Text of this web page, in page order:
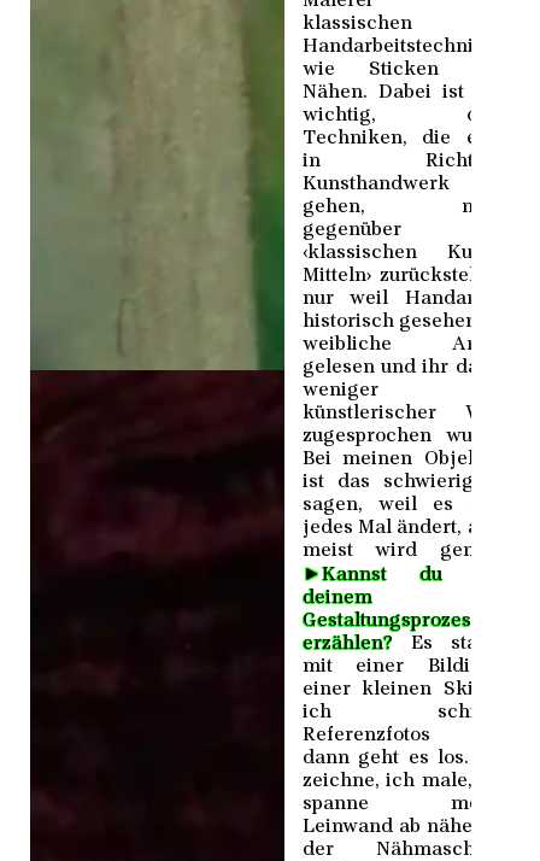
klassischen
Handarbeitstechniken
wie Sticken und
Nähen. Dabei ist mir
wichtig, dass
Techniken, die eher
in Richtung
Kunsthandwerk
gehen, nicht
gegenüber
‹klassischen Kunst-
Mitteln› zurückstehen,
nur weil Handarbeit
historisch gesehen als
weibliche Arbeit
gelesen und ihr damit
weniger
künstlerischer Wert
zugesprochen wurde.
Bei meinen Objekten
ist das schwierig zu
sagen, weil es sich
jedes Mal ändert, aber
meist wird genäht.
►Kannst du von
deinem
Gestaltungsprozess
erzählen? Es startet
mit einer Bildidee,
einer kleinen Skizze,
ich schieße
Referenzfotos und
dann geht es los. Ich
zeichne, ich male, ich
spanne meine
Leinwand ab nähe mit
der Nähmaschine,